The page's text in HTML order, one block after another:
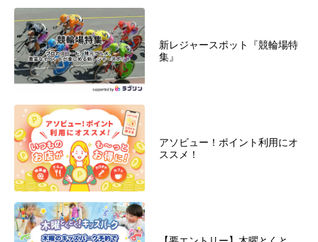
新レジャースポット『競輪場特
集』
アソビュー！ポイント利用にオ
ススメ！